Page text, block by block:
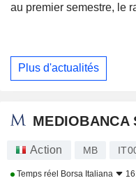
au premier semestre, le
Plus d'actualités
MEDIOBANCA
Action MB
Temps réel Borsa Italiana